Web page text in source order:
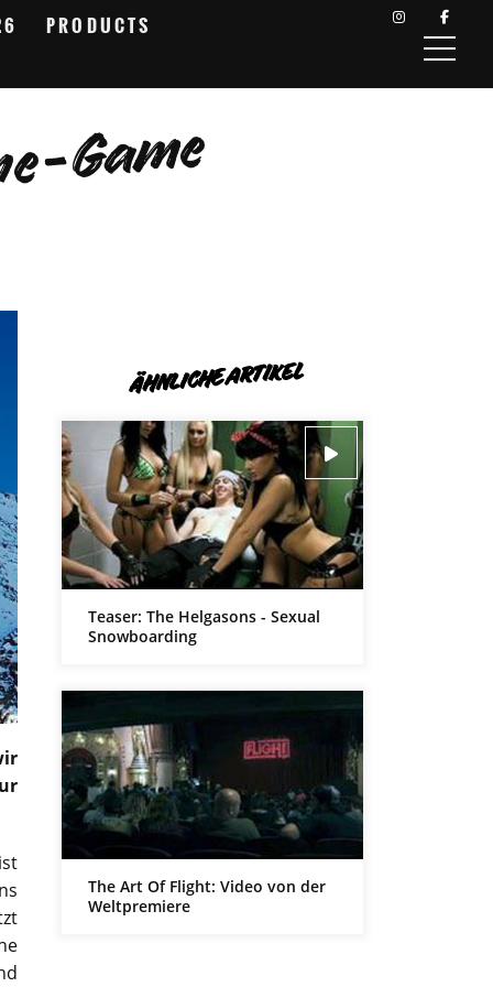
PRODUCTS
Game
ÄHNLICHE ARTIKEL
Teaser: The Helgasons - Sexual
Snowboarding
The Art Of Flight: Video von der
Weltpremiere